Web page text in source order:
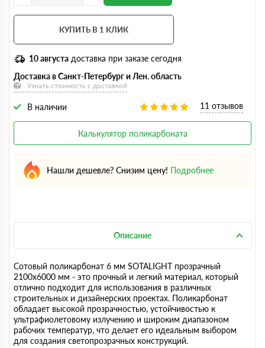
КУПИТЬ В 1 КЛИК
10 августа доставка при заказе сегодня
Доставка в Санкт-Петербург и Лен. область
Узнать стоимость с доставкой
В наличии 11 отзывов
Калькулятор поликарбоната
Нашли дешевле? Снизим цену! Подробнее
Описание
Сотовый поликарбонат 6 мм SOTALIGHT прозрачный
2100х6000 мм - это прочный и легкий материал, который
отлично подходит для использования в различных
строительных и дизайнерских проектах. Поликарбонат
обладает высокой прозрачностью, устойчивостью к
ультрафиолетовому излучению и широким диапазоном
рабочих температур, что делает его идеальным выбором
для создания светопрозрачных конструкций.